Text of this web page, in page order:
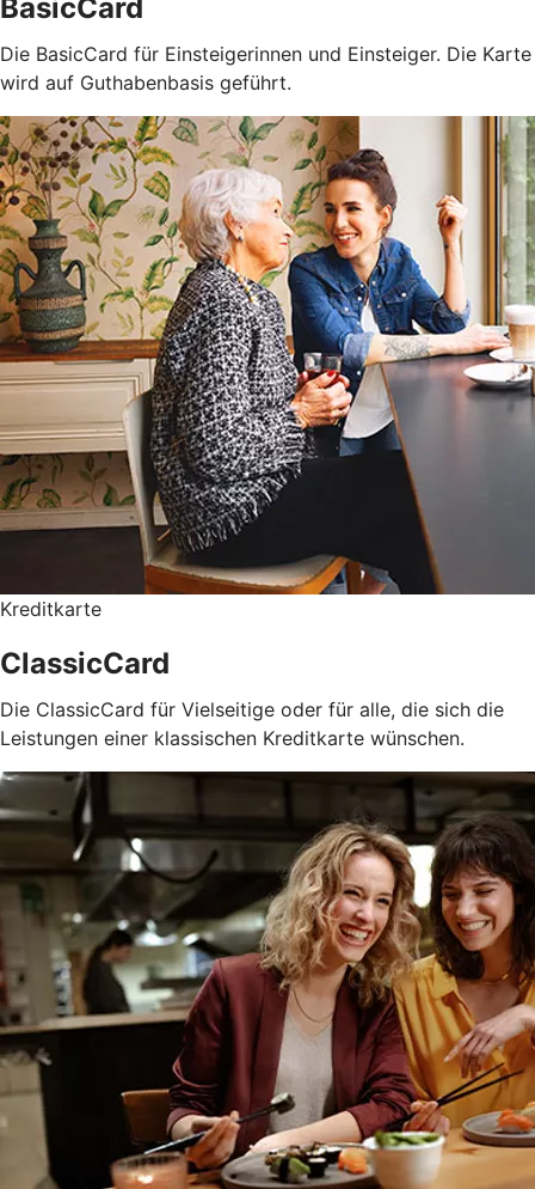
BasicCard
Die BasicCard für Einsteigerinnen und Einsteiger. Die Karte
wird auf Guthabenbasis geführt.
Kreditkarte
ClassicCard
Die ClassicCard für Vielseitige oder für alle, die sich die
Leistungen einer klassischen Kreditkarte wünschen.